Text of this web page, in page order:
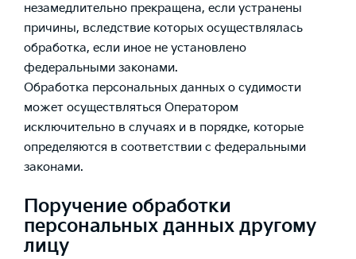
незамедлительно прекращена, если устранены
причины, вследствие которых осуществлялась
обработка, если иное не установлено
федеральными законами.
Обработка персональных данных о судимости
может осуществляться Оператором
исключительно в случаях и в порядке, которые
определяются в соответствии с федеральными
законами.
Поручение обработки
персональных данных другому
лицу